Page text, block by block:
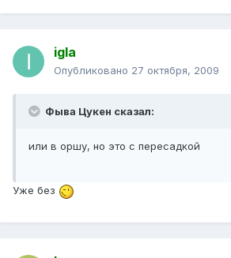
igla
Опубликовано 27 октября, 2009
Фыва Цукен сказал:
или в оршу, но это с пересадкой
Уже без